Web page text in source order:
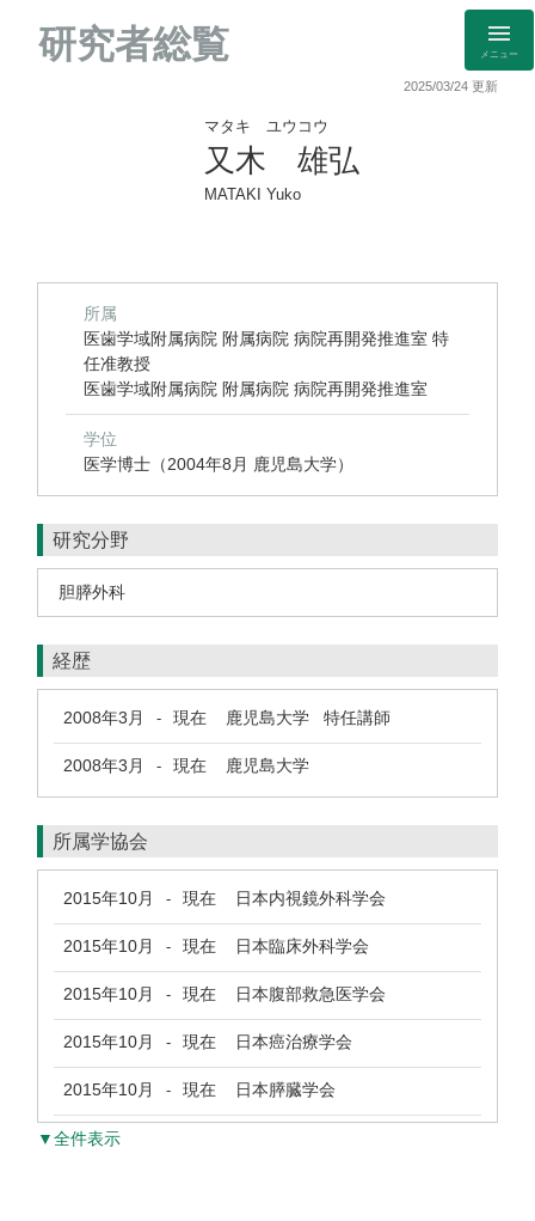
研究者総覧 メニュー
2025/03/24 更新
マタキ ユウコウ
又木 雄弘
MATAKI Yuko
所属
医歯学域附属病院 附属病院 病院再開発推進室 特
任准教授
医歯学域附属病院 附属病院 病院再開発推進室
学位
医学博士（2004年8月 鹿児島大学）
研究分野
胆膵外科
経歴
2008年3月 - 現在 鹿児島大学 特任講師
2008年3月 - 現在 鹿児島大学
所属学協会
2015年10月 - 現在 日本内視鏡外科学会
2015年10月 - 現在 日本臨床外科学会
2015年10月 - 現在 日本腹部救急医学会
2015年10月 - 現在 日本癌治療学会
2015年10月 - 現在 日本膵臓学会
▼全件表示